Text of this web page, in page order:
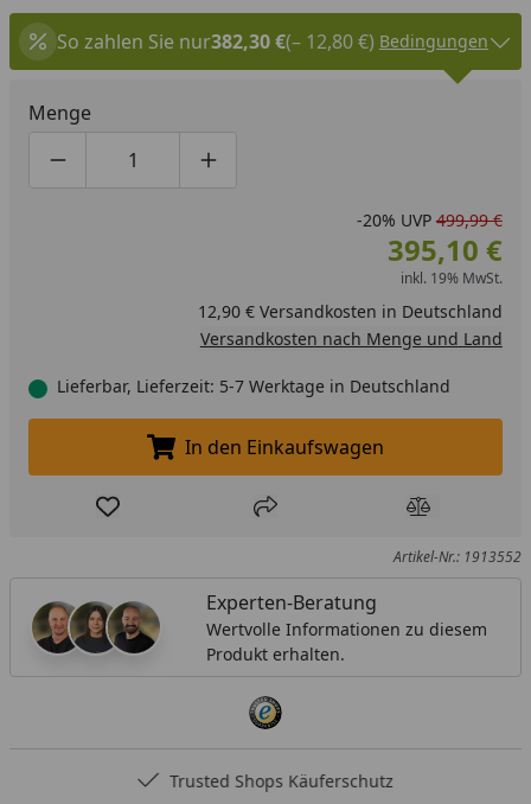
So zahlen Sie nur382,30 €(– 12,80 €) Bedingungen
Menge
Produktmenge um eins verringern
Produktmenge manuell eingeben
Produktmenge um eins erhöhen
-20% UVP 499,99 €
395,10 €
inkl. 19% MwSt.
12,90 € Versandkosten in Deutschland
Versandkosten nach Menge und Land
Lieferbar, Lieferzeit: 5-7 Werktage in Deutschland
In den Einkaufswagen legen
In den Einkaufswagen
Produkt zur Wunschliste hinzufügen
Teilen Produkt
Artikel-Nr.: 1913552
Experten-Beratung
Wertvolle Informationen zu diesem
Produkt erhalten.
Trusted Shops Käuferschutz